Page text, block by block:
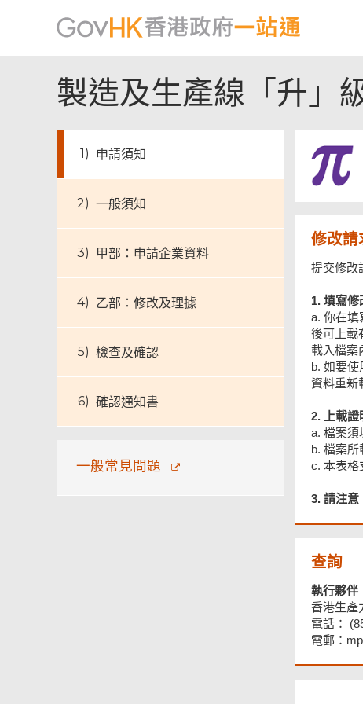
製造及生產線「升」
申請須知
一般須知
甲部：申請企業資料
乙部：修改及理據
檢查及確認
確認通知書
一般常見問題
修改請
提交修改
1. 填寫修
a. 你在填
後可上載
載入檔案
b. 如要
資料重新
2. 上載證
a. 檔案須
b. 檔案所
c. 本表格
3. 請注意
查詢
執行夥伴
香港生產
電話：
電郵：